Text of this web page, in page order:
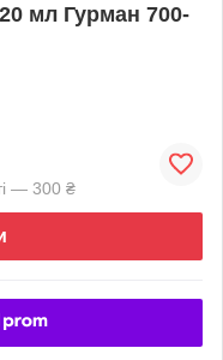
мл Гурман 700-
— 300 ₴